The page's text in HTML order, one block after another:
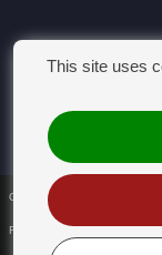
Conditions générales de vente
Rétractation
This site uses